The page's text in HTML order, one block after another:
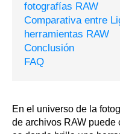
fotografías RAW
Comparativa entre
herramientas RAW
Conclusión
FAQ
En el universo de la
de archivos RAW puede